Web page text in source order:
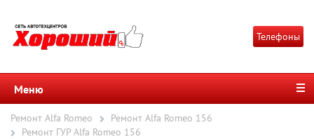
Телефоны
Меню
Ремонт Alfa Romeo
Ремонт Alfa Romeo 156
Ремонт ГУР Alfa Romeo 156